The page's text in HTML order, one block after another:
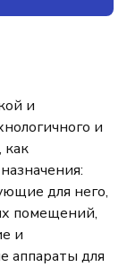
и
и
для него,
помещений,
и
аппараты для